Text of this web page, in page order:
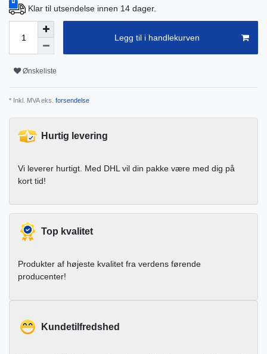
Klar til utsendelse innen 14 dager.
Legg til i handlekurven
Ønskeliste
* Inkl. MVA eks. forsendelse
Hurtig levering
Vi leverer hurtigt. Med DHL vil din pakke være med dig på
kort tid!
Top kvalitet
Produkter af højeste kvalitet fra verdens førende
producenter!
Kundetilfredshed